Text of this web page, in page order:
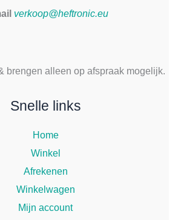
verkoop@heftronic.eu
brengen alleen op afspraak mogelijk.
Snelle links
Home
Winkel
Afrekenen
Winkelwagen
Mijn account